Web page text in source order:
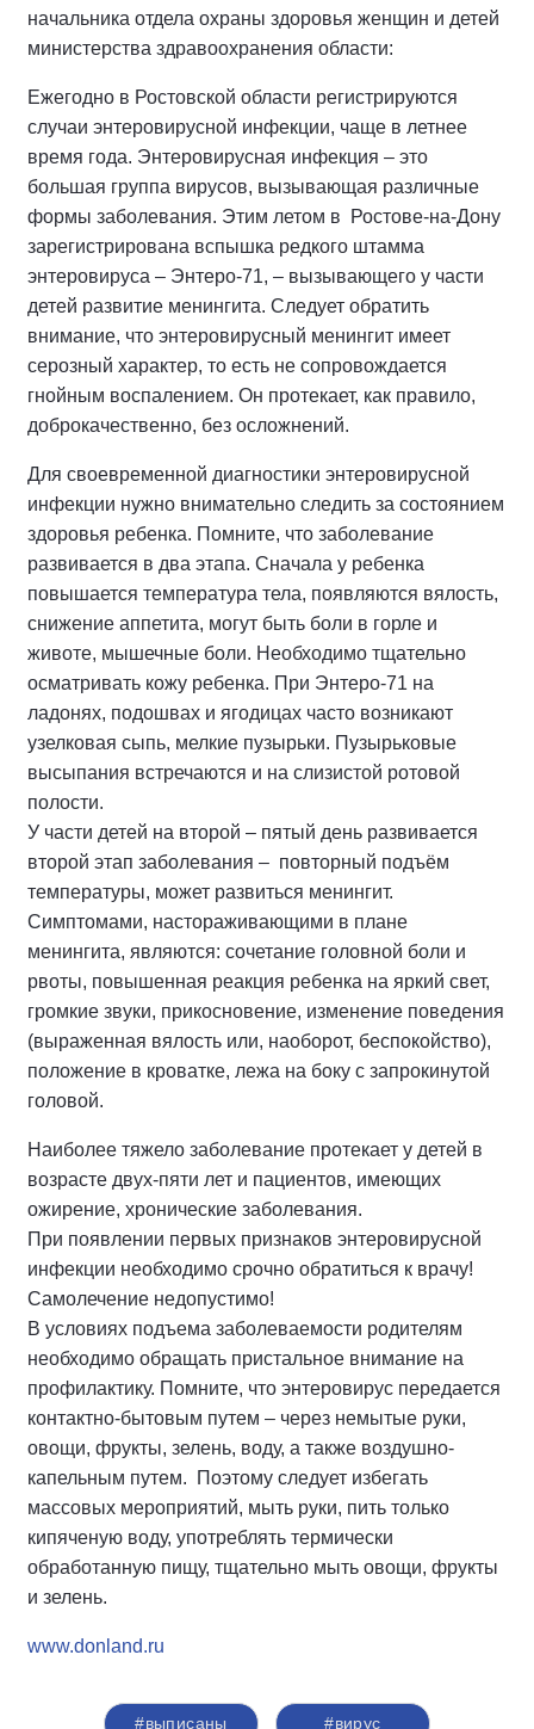
начальника отдела охраны здоровья женщин и детей
министерства здравоохранения области:
Ежегодно в Ростовской области регистрируются
случаи энтеровирусной инфекции, чаще в летнее
время года. Энтеровирусная инфекция – это
большая группа вирусов, вызывающая различные
формы заболевания. Этим летом в Ростове-на-Дону
зарегистрирована вспышка редкого штамма
энтеровируса – Энтеро-71, – вызывающего у части
детей развитие менингита. Следует обратить
внимание, что энтеровирусный менингит имеет
серозный характер, то есть не сопровождается
гнойным воспалением. Он протекает, как правило,
доброкачественно, без осложнений.
Для своевременной диагностики энтеровирусной
инфекции нужно внимательно следить за состоянием
здоровья ребенка. Помните, что заболевание
развивается в два этапа. Сначала у ребенка
повышается температура тела, появляются вялость,
снижение аппетита, могут быть боли в горле и
животе, мышечные боли. Необходимо тщательно
осматривать кожу ребенка. При Энтеро-71 на
ладонях, подошвах и ягодицах часто возникают
узелковая сыпь, мелкие пузырьки. Пузырьковые
высыпания встречаются и на слизистой ротовой
полости.
У части детей на второй – пятый день развивается
второй этап заболевания – повторный подъём
температуры, может развиться менингит.
Симптомами, настораживающими в плане
менингита, являются: сочетание головной боли и
рвоты, повышенная реакция ребенка на яркий свет,
громкие звуки, прикосновение, изменение поведения
(выраженная вялость или, наоборот, беспокойство),
положение в кроватке, лежа на боку с запрокинутой
головой.
Наиболее тяжело заболевание протекает у детей в
возрасте двух-пяти лет и пациентов, имеющих
ожирение, хронические заболевания.
При появлении первых признаков энтеровирусной
инфекции необходимо срочно обратиться к врачу!
Самолечение недопустимо!
В условиях подъема заболеваемости родителям
необходимо обращать пристальное внимание на
профилактику. Помните, что энтеровирус передается
контактно-бытовым путем – через немытые руки,
овощи, фрукты, зелень, воду, а также воздушно-
капельным путем. Поэтому следует избегать
массовых мероприятий, мыть руки, пить только
кипяченую воду, употреблять термически
обработанную пищу, тщательно мыть овощи, фрукты
и зелень.
www.donland.ru
#выписаны #вирус